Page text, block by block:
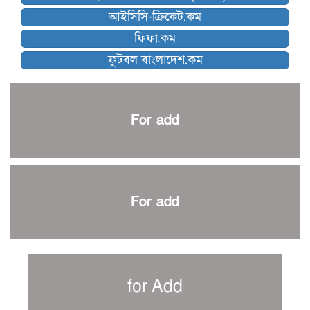
ব্রাদার্সকে হারিয়ে ফাইনালে মোহামেডান
নেইমারকে নিয়েই বিশ্বকাপে ব্রাজিলের প্রাথমিক স্কোয়াড
আর্জেন্টিনার ৫৫ সদস্যের প্রাথমিক দল ঘোষণা
পাকিস্তানের বিপক্ষে ঐতিহাসিক জয়ে ক্রীড়া প্রতিমন্ত্রীর অভিনন্দন
শান্ত-মুমিনুলদের ব্যাটে প্রথম দিন বাংলাদেশের
প্রচার বিমুখ এক ক্রীড়া অন্তপ্রাণ সংগঠক
নতুন সভাপতি পাচ্ছে ক্রিকেটের আইন প্রণয়নকারী সংস্থা এমসিসি
সাফের হ্যাটট্রিক মিশনে থাইল্যান্ডের পথে আফঈদারা
আইসিসি-ক্রিকেট.কম
ফিফা.কম
ফুটবল বাংলাদেশ.কম
For add
For add
for Add